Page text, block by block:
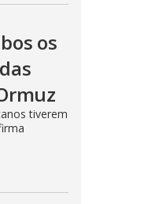
os
tiverem